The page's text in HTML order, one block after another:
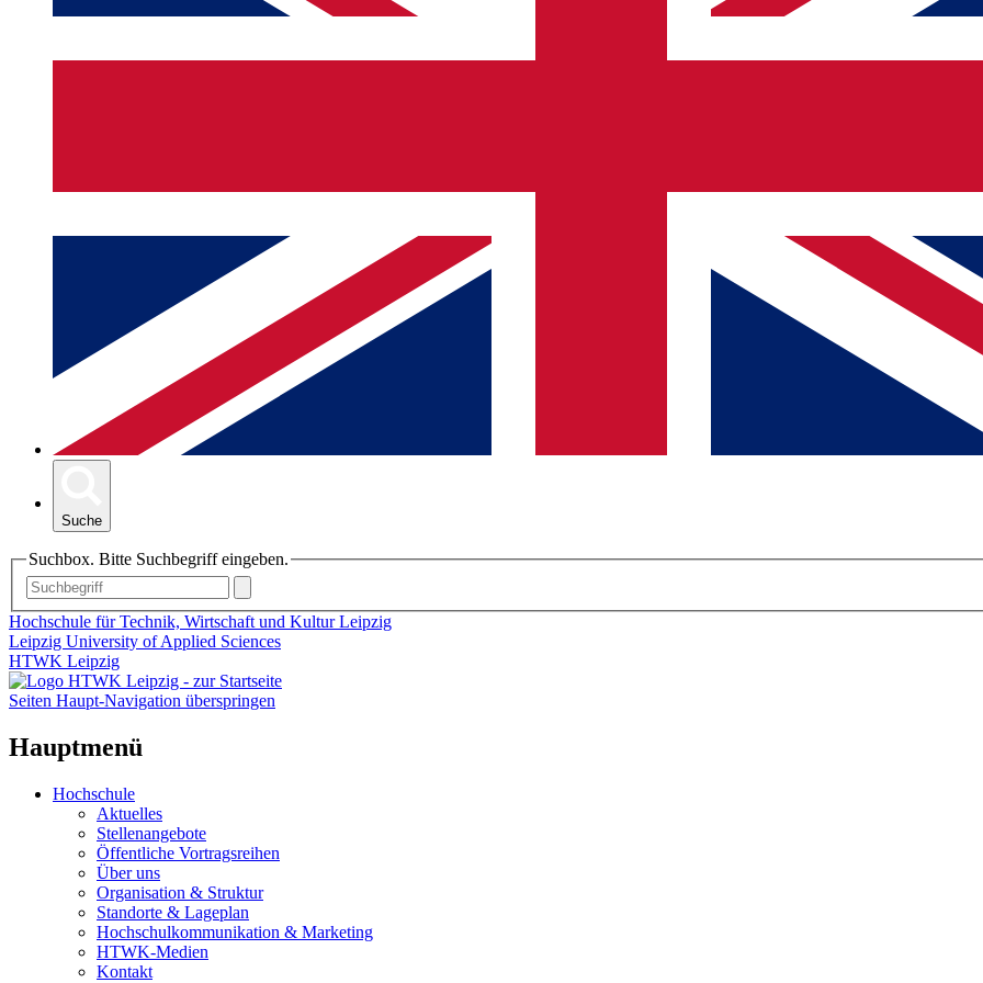
Suche
Suchbox. Bitte Suchbegriff eingeben.
Hochschule für Technik, Wirtschaft und Kultur Leipzig
Leipzig University of Applied Sciences
HTWK Leipzig
Seiten Haupt-Navigation überspringen
Hauptmenü
Hochschule
Aktuelles
Stellenangebote
Öffentliche Vortragsreihen
Über uns
Organisation & Struktur
Standorte & Lageplan
Hochschulkommunikation & Marketing
HTWK-Medien
Kontakt